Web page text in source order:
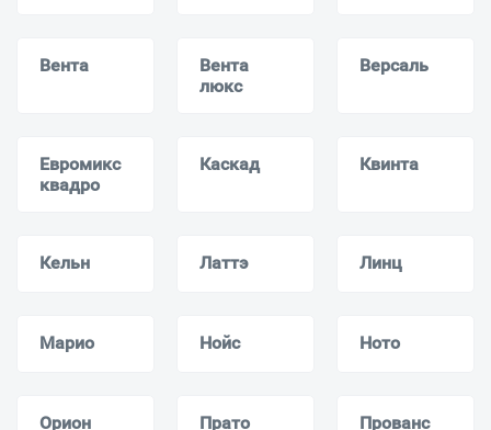
Вента
Вента
люкс
Версаль
Евромикс
квадро
Каскад Квинта
Кельн Латтэ Линц
Марио Нойс Ното
Орион Прато Прованс